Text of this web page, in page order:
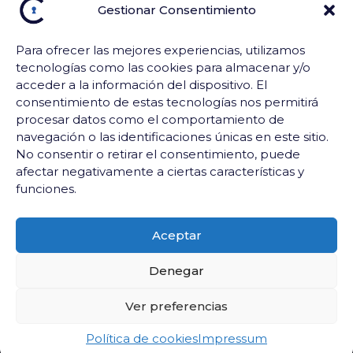
Gestionar Consentimiento
Para ofrecer las mejores experiencias, utilizamos
tecnologías como las cookies para almacenar y/o
acceder a la información del dispositivo. El
consentimiento de estas tecnologías nos permitirá
procesar datos como el comportamiento de
navegación o las identificaciones únicas en este sitio.
No consentir o retirar el consentimiento, puede
afectar negativamente a ciertas características y
funciones.
Aceptar
Denegar
Ver preferencias
Política de cookiesImpressum
300
637
7245
Mesa
de
Soporte:
+57
300
9001-
NOTICIAS
Biblioteca
Juridica